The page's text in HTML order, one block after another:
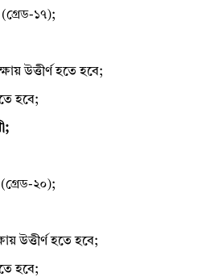
১৭);
উত্তীর্ণ হতে হবে;
হবে;
২০);
উত্তীর্ণ হতে হবে;
হবে;